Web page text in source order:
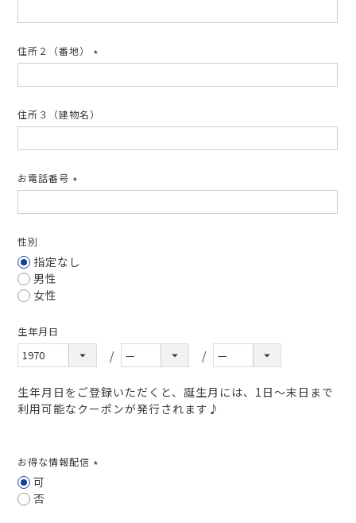
須)
住所２（番地）
須)
住所３（建物名）
お電話番号
須)
性別
指定なし
男性
女性
生年月日
生年月日をご登録いただくと、誕生月には、1日～末日まで
利用可能なクーポンが発行されます♪
お得な情報配信
可
否